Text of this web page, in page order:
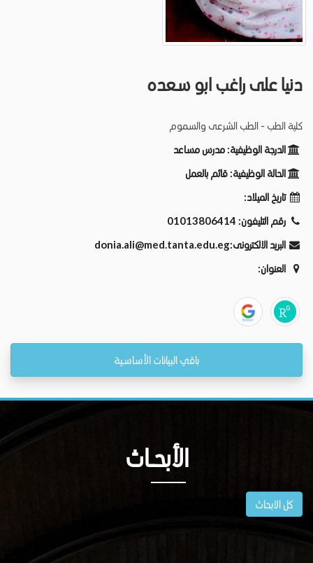
دنيا على راغب ابو سعده
كلية الطب - الطب الشرعى والسموم
الدرجة الوظيفية: مدرس مساعد
الحالة الوظيفية: قائم بالعمل
تاريخ الميلاد:
رقم التليفون: 01013806414
البريد الالكترونى:donia.ali@med.tanta.edu.eg
العنوان:
باقي البيانات الأساسية
الأبحــاث
كل الابحاث